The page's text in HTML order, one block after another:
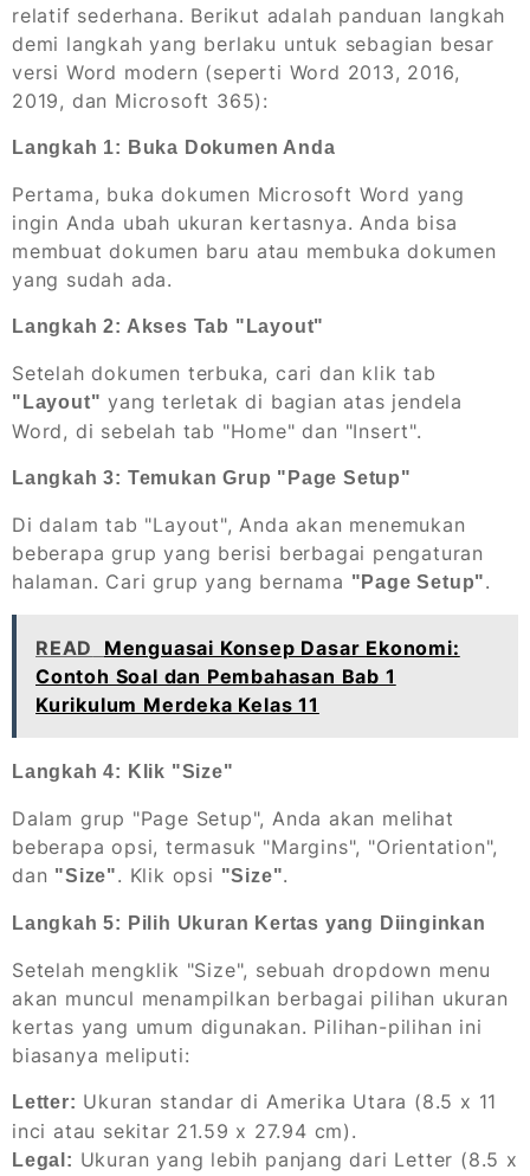
relatif sederhana. Berikut adalah panduan langkah
demi langkah yang berlaku untuk sebagian besar
versi Word modern (seperti Word 2013, 2016,
2019, dan Microsoft 365):
Langkah 1: Buka Dokumen Anda
Pertama, buka dokumen Microsoft Word yang
ingin Anda ubah ukuran kertasnya. Anda bisa
membuat dokumen baru atau membuka dokumen
yang sudah ada.
Langkah 2: Akses Tab "Layout"
Setelah dokumen terbuka, cari dan klik tab
"Layout" yang terletak di bagian atas jendela
Word, di sebelah tab "Home" dan "Insert".
Langkah 3: Temukan Grup "Page Setup"
Di dalam tab "Layout", Anda akan menemukan
beberapa grup yang berisi berbagai pengaturan
halaman. Cari grup yang bernama "Page Setup".
READ
Menguasai Konsep Dasar Ekonomi:
Contoh Soal dan Pembahasan Bab 1
Kurikulum Merdeka Kelas 11
Langkah 4: Klik "Size"
Dalam grup "Page Setup", Anda akan melihat
beberapa opsi, termasuk "Margins", "Orientation",
dan "Size". Klik opsi "Size".
Langkah 5: Pilih Ukuran Kertas yang Diinginkan
Setelah mengklik "Size", sebuah dropdown menu
akan muncul menampilkan berbagai pilihan ukuran
kertas yang umum digunakan. Pilihan-pilihan ini
biasanya meliputi:
Letter: Ukuran standar di Amerika Utara (8.5 x 11
inci atau sekitar 21.59 x 27.94 cm).
Legal: Ukuran yang lebih panjang dari Letter (8.5 x